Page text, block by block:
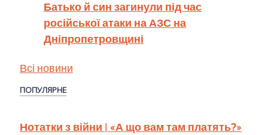
Батько й син загинули під час
російської атаки на АЗС на
Дніпропетровщині
Всі новини
ПОПУЛЯРНЕ
Нотатки з війни | «А що вам там платять?»